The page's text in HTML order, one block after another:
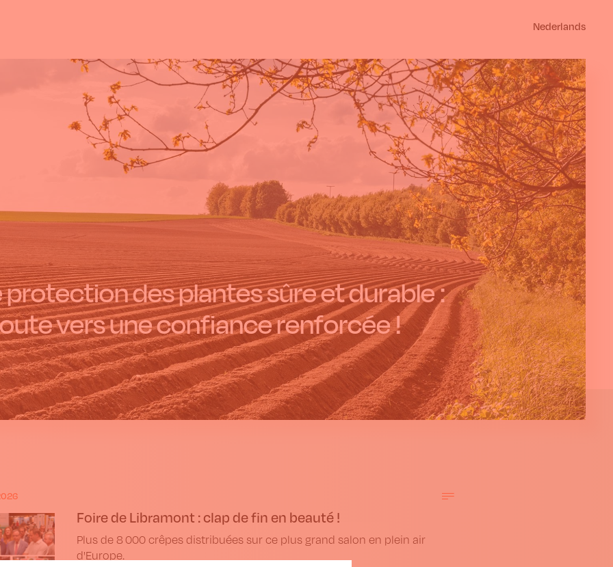
Nederlands
protection des plantes sûre et durable :
vers une confiance renforcée !
Foire de Libramont : clap de fin en beauté !
Plus de 8 000 crêpes distribuées sur ce plus grand salon en plein air
d'Europe.